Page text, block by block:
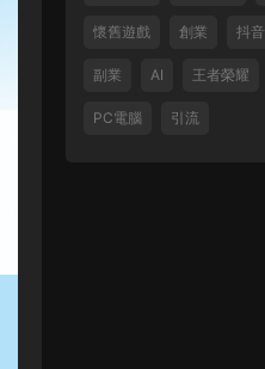
懷舊遊戲 創業 抖音
副業 AI 王者榮耀
PC電腦 引流